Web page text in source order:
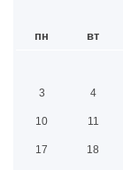
пн вт
3 4
10 11
17 18